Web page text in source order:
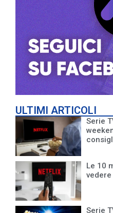
ULTIMI ARTICOLI
Serie
Le 10
Serie